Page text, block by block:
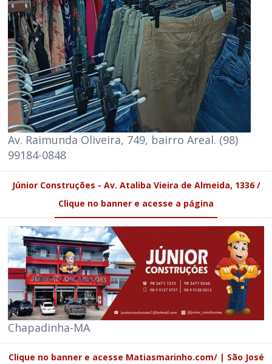
Av. Raimunda Oliveira, 749, bairro Areal. (98)
99184-0848
Júnior Construções - Av. Ataliba Vieira de Almeida, 1336 /
Clique no banner e acesse a página
Chapadinha-MA
Clique no banner e acesse Matiasmarinho.com/ | São José